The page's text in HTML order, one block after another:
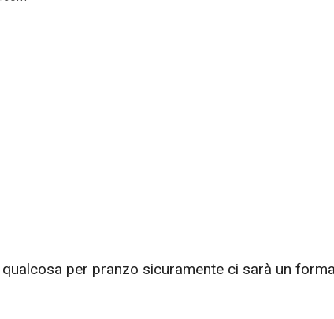
per pranzo sicuramente ci sarà un